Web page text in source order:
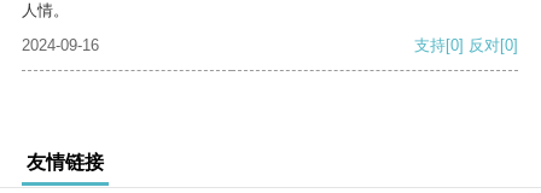
人情。
2024-09-16
支持[0] 反对[0]
友情链接